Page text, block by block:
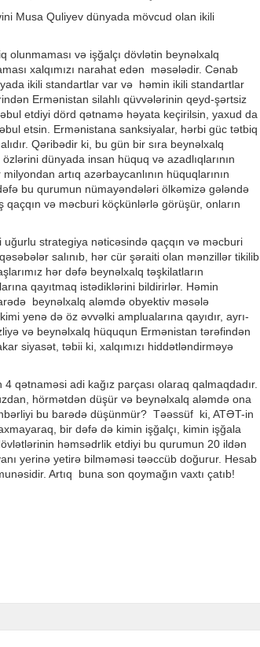
Musa Quliyev dünyada mövcud olan ikili
və işğalçı dövlətin beynəlxalq
xalqımızı narahat edən məsələdir. Cənab
ikili standartlar var və həmin ikili standartlar
Ermənistan silahlı qüvvələrinin qeyd-şərtsiz
etdiyi dörd qətnamə həyata keçirilsin, yaxud da
etsin. Ermənistana sanksiyalar, hərbi güc tətbiq
Qəribədir ki, bu gün bir sıra beynəlxalq
dünyada insan hüquq və azadlıqlarının
artıq azərbaycanlının hüquqlarının
bu qurumun nümayəndələri ölkəmizə gələndə
və məcburi köçkünlərlə görüşür, onların
strategiya nəticəsində qaçqın və məcburi
salınıb, hər cür şəraiti olan mənzillər tikilib.
hər dəfə beynəlxalq təşkilatların
qayıtmaq istədiklərini bildirirlər. Həmin
beynəlxalq aləmdə obyektiv məsələ
yenə də öz əvvəlki amplualarına qayıdır, ayrı-
və beynəlxalq hüququn Ermənistan tərəfindən
siyasət, təbii ki, xalqımızı hiddətləndirməyə
qətnaməsi adi kağız parçası olaraq qalmaqdadır.
hörmətdən düşür və beynəlxalq aləmdə ona
bu barədə düşünmür? Təəssüf ki, ATƏT-in
bir dəfə də kimin işğalçı, kimin işğala
həmsədrlik etdiyi bu qurumun 20 ildən
yerinə yetirə bilməməsi təəccüb doğurur. Hesab
Artıq buna son qoymağın vaxtı çatıb!